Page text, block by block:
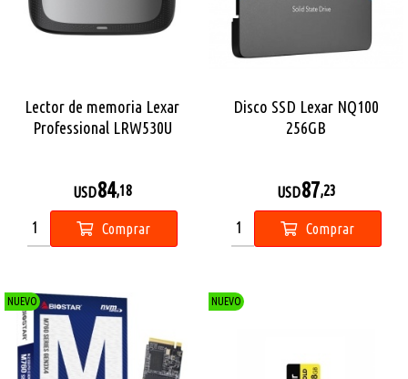
Lector de memoria Lexar
Professional LRW530U
USD84,18
Comprar
Disco SSD Lexar NQ100
256GB
USD87,23
Comprar
NUEVO NUEVO